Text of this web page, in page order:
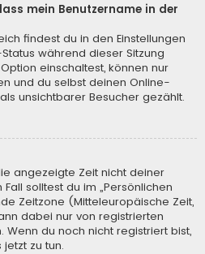
mein Benutzername in der
findest du in den Einstellungen
während dieser Sitzung
einschaltest, können nur
und du selbst deinen Online-
unsichtbarer Besucher gezählt.
angezeigte Zeit nicht deiner
solltest du im „Persönlichen
Zeitzone (Mitteleuropäische Zeit,
dabei nur von registrierten
du noch nicht registriert bist,
zu tun.